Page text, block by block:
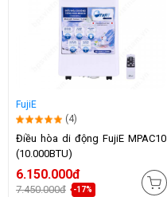
FujiE
(4)
Điều hòa di động FujiE MPAC10
(10.000BTU)
6.150.000đ
7.450.000đ -17%